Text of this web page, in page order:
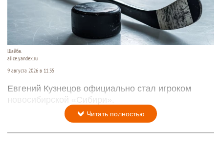
Шайба.
alice.yandex.ru
9 августа 2026 в 11:35
Евгений Кузнецов официально стал игроком
новосибирской «Сибири».
Читать полностью